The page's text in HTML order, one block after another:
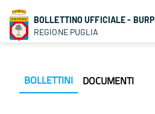
BOLLETTINO UFFICIALE - BURP
REGIONE PUGLIA
BOLLETTINI DOCUMENTI